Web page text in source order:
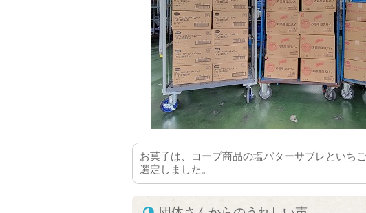
お菓子は、コープ商品の塩バターサブレといち
選定しました。